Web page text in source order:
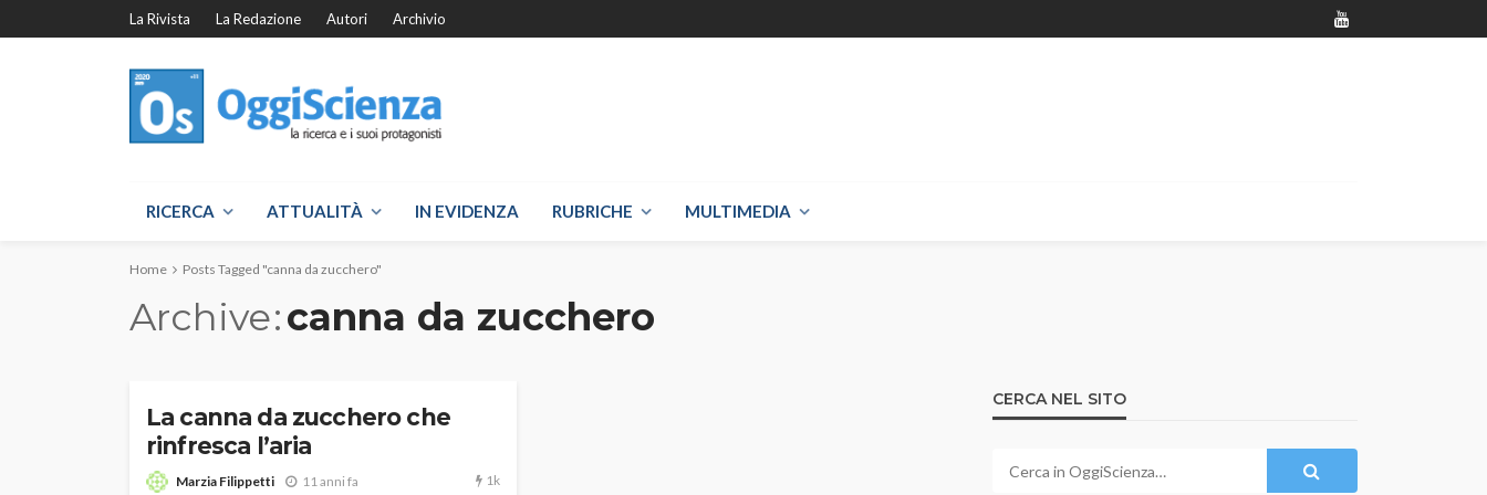
La Rivista La Redazione Autori Archivio
RICERCA ATTUALITÀ IN EVIDENZA RUBRICHE MULTIMEDIA
Home Posts Tagged "canna da zucchero"
Archive canna da zucchero
La canna da zucchero che
rinfresca l’aria
Marzia Filippetti 11 anni fa 1k
CERCA NEL SITO